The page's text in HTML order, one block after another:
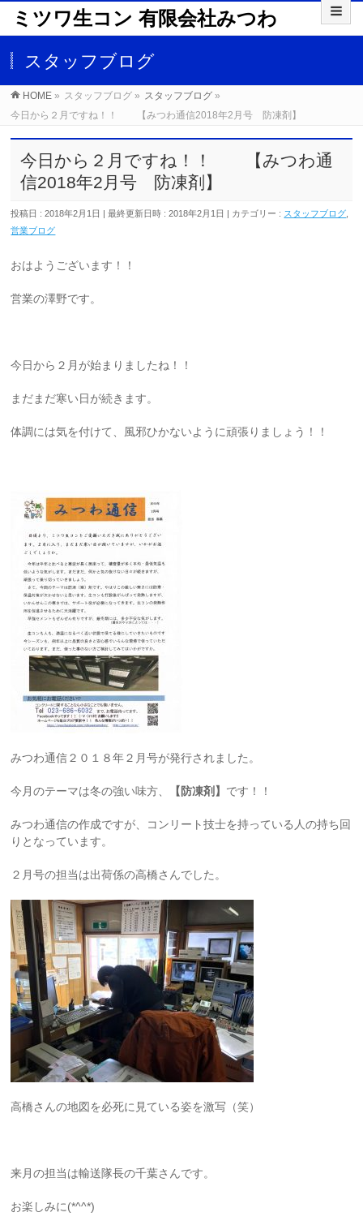
ミツワ生コン 有限会社みつわ
スタッフブログ
HOME » スタッフブログ » スタッフブログ »
今日から２月ですね！！ 【みつわ通信2018年2月号 防凍剤】
今日から２月ですね！！ 【みつわ通
信2018年2月号 防凍剤】
投稿日 : 2018年2月1日 最終更新日時 : 2018年2月1日 カテゴリー : スタッフブログ
営業ブログ
おはようございます！！
営業の澤野です。
今日から２月が始まりましたね！！
まだまだ寒い日が続きます。
体調には気を付けて、風邪ひかないように頑張りましょう！！
みつわ通信２０１８年２月号が発行されました。
今月のテーマは冬の強い味方、 【防凍剤】 です！！
みつわ通信の作成ですが、コンリート技士を持っている人の持ち回
りとなっています。
２月号の担当は出荷係の高橋さんでした。
高橋さんの地図を必死に見ている姿を激写（笑）
来月の担当は輸送隊長の千葉さんです。
お楽しみに(*^^*)